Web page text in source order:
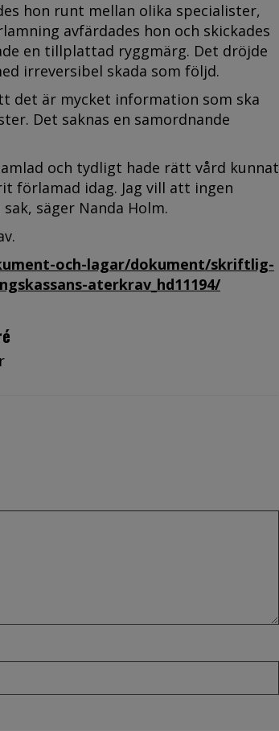
hon runt mellan olika specialister,
avfärdades hon och skickades
en tillplattad ryggmärg. Det dröjde
irreversibel skada som följd.
det är mycket information som ska
Det saknas en samordnande
och tydligt hade rätt vård kunnat
förlamad idag. Jag vill att ingen
säger Nanda Holm.
och-lagar/dokument/skriftlig-
aterkrav_hd11194/